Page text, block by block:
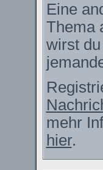
Eine
Thema
wirst
mehr
hier.